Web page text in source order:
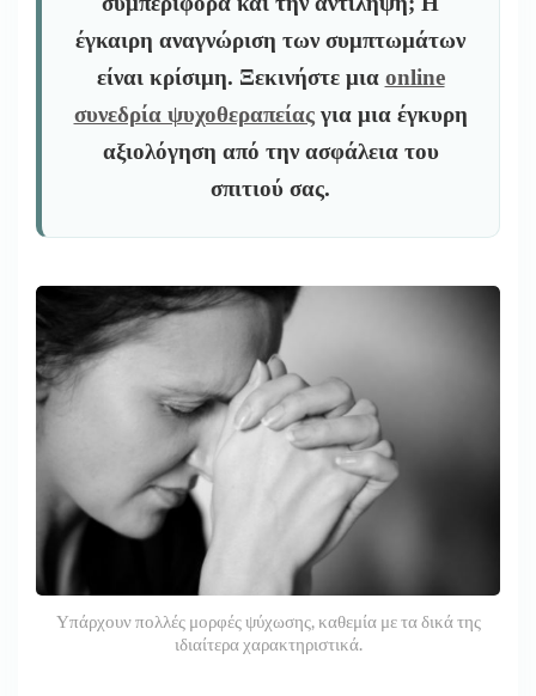
έγκαιρη αναγνώριση των συμπτωμάτων
είναι κρίσιμη. Ξεκινήστε μια online
συνεδρία ψυχοθεραπείαςγια μια έγκυρη
αξιολόγηση από την ασφάλεια του
σπιτιού σας.
Υπάρχουν πολλές μορφές ψύχωσης, καθεμία με τα δικά της
ιδιαίτερα χαρακτηριστικά.